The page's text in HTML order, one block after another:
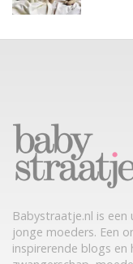
Babystraatje.nl is
jonge moeders. Een
inspirerende blogs